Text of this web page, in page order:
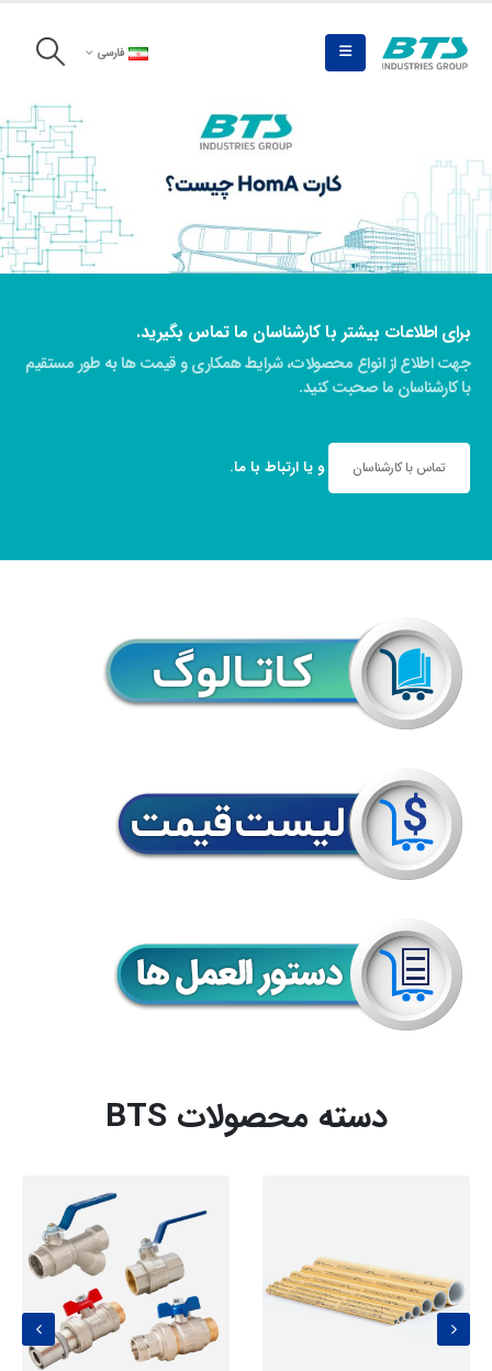
فارسی
برای اطلاعات بیشتر با کارشناسان ما تماس بگیرید.
جهت اطلاع از انواع محصولات، شرایط همکاری و قیمت ها به طور مستقیم
با کارشناسان ما صحبت کنید.
تماس با کارشناسان و یاارتباط با ما.
دسته محصولات BTS